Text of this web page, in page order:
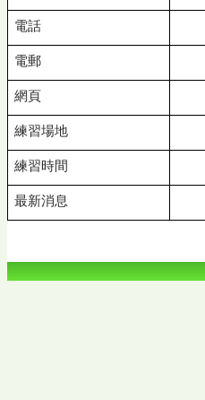
電話
電郵
網頁
練習場地
練習時間
最新消息